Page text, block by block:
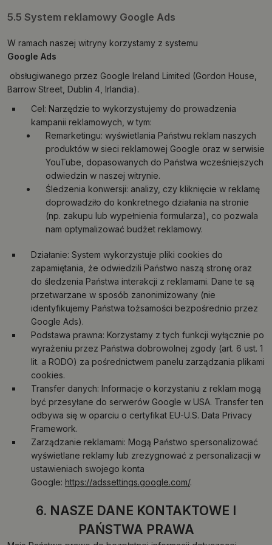
5.5 System reklamowy Google Ads
W ramach naszej witryny korzystamy z systemu
Google Ads
obsługiwanego przez Google Ireland Limited (Gordon House,
Barrow Street, Dublin 4, Irlandia).
Cel: Narzędzie to wykorzystujemy do prowadzenia
kampanii reklamowych, w tym:
Remarketingu: wyświetlania Państwu reklam naszych
produktów w sieci reklamowej Google oraz w serwisie
YouTube, dopasowanych do Państwa wcześniejszych
odwiedzin w naszej witrynie.
Śledzenia konwersji: analizy, czy kliknięcie w reklamę
doprowadziło do konkretnego działania na stronie
(np. zakupu lub wypełnienia formularza), co pozwala
nam optymalizować budżet reklamowy.
Działanie: System wykorzystuje pliki cookies do
zapamiętania, że odwiedzili Państwo naszą stronę oraz
do śledzenia Państwa interakcji z reklamami. Dane te są
przetwarzane w sposób zanonimizowany (nie
identyfikujemy Państwa tożsamości bezpośrednio przez
Google Ads).
Podstawa prawna: Korzystamy z tych funkcji wyłącznie po
wyrażeniu przez Państwa dobrowolnej zgody (art. 6 ust. 1
lit. a RODO) za pośrednictwem panelu zarządzania plikami
cookies.
Transfer danych: Informacje o korzystaniu z reklam mogą
być przesyłane do serwerów Google w USA. Transfer ten
odbywa się w oparciu o certyfikat EU-U.S. Data Privacy
Framework.
Zarządzanie reklamami: Mogą Państwo spersonalizować
wyświetlane reklamy lub zrezygnować z personalizacji w
ustawieniach swojego konta
Google: https://adssettings.google.com/.
6. NASZE DANE KONTAKTOWE I
PAŃSTWA PRAWA